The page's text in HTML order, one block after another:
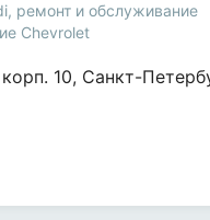
, ремонт и обслуживание
Chevrolet
корп. 10, Санкт-